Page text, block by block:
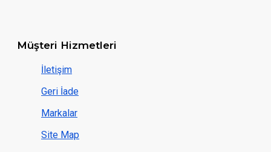
Müşteri Hizmetleri
İletişim
Geri İade
Markalar
Site Map